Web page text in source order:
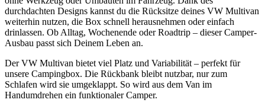
durchdachten Designs kannst du die Rücksitze deines VW Multivan
weiterhin nutzen, die Box schnell herausnehmen oder einfach
drinlassen. Ob Alltag, Wochenende oder Roadtrip – dieser Camper-
Ausbau passt sich Deinem Leben an.
Der VW Multivan bietet viel Platz und Variabilität – perfekt für
unsere Campingbox. Die Rückbank bleibt nutzbar, nur zum
Schlafen wird sie umgeklappt. So wird aus dem Van im
Handumdrehen ein funktionaler Camper.